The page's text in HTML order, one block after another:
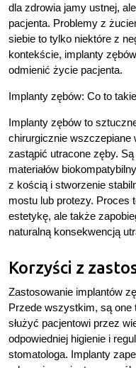
dla zdrowia jamy ustnej,
pacjenta. Problemy z
siebie to tylko niektóre z
kontekście, implanty
odmienić życie pacjenta.
Implanty zębów: Co to
Implanty zębów to
chirurgicznie
zastąpić utracone zęby.
materiałów
z kością i stworzenie
mostu lub protezy. Proces
estetykę, ale także
naturalną konsekwencją
Korzyści z
Zastosowanie implantów
Przede wszystkim, są one
służyć pacjentowi przez
odpowiedniej higienie i
stomatologa. Implanty